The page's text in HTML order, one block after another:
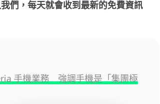
們，每天就會收到最新的免費資訊
手機業務 強調手機是「集團極